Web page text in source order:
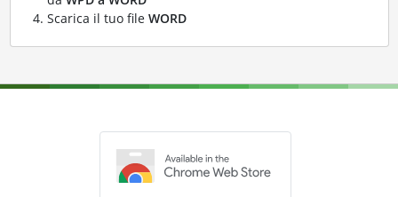
Scarica il tuo file WORD